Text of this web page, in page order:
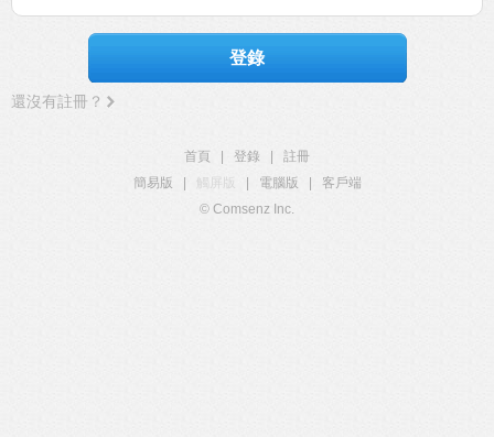
登錄
還沒有註冊？
首頁 登錄
註冊
簡易版
觸屏版 電腦版
客戶端
© Comsenz Inc.